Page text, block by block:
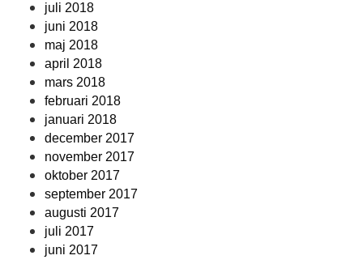
juli 2018
juni 2018
maj 2018
april 2018
mars 2018
februari 2018
januari 2018
december 2017
november 2017
oktober 2017
september 2017
augusti 2017
juli 2017
juni 2017